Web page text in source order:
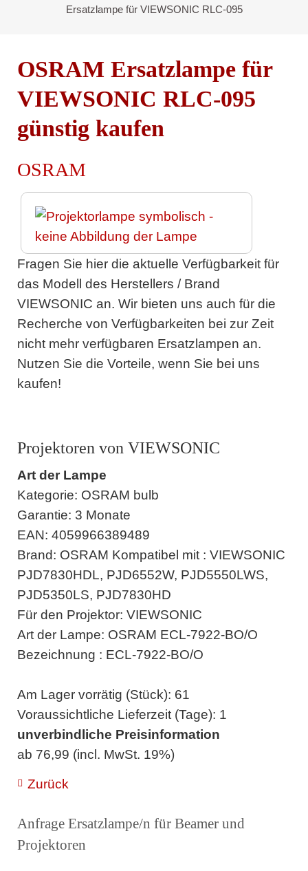
Ersatzlampe für VIEWSONIC RLC-095
OSRAM Ersatzlampe für
VIEWSONIC RLC-095
günstig kaufen
OSRAM
Fragen Sie hier die aktuelle Verfügbarkeit für
das Modell des Herstellers / Brand
VIEWSONIC an. Wir bieten uns auch für die
Recherche von Verfügbarkeiten bei zur Zeit
nicht mehr verfügbaren Ersatzlampen an.
Nutzen Sie die Vorteile, wenn Sie bei uns
kaufen!
Projektoren von VIEWSONIC
Art der Lampe
Kategorie: OSRAM bulb
Garantie: 3 Monate
EAN: 4059966389489
Brand: OSRAM Kompatibel mit : VIEWSONIC
PJD7830HDL, PJD6552W, PJD5550LWS,
PJD5350LS, PJD7830HD
Für den Projektor: VIEWSONIC
Art der Lampe: OSRAM ECL-7922-BO/O
Bezeichnung : ECL-7922-BO/O
Am Lager vorrätig (Stück): 61
Voraussichtliche Lieferzeit (Tage): 1
unverbindliche Preisinformation
ab 76,99 (incl. MwSt. 19%)
Zurück
Anfrage Ersatzlampe/n für Beamer und
Projektoren